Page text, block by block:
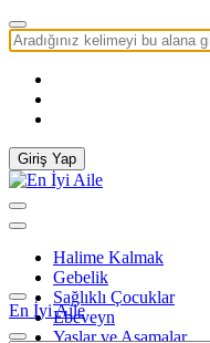
Giriş Yap
Halime Kalmak
Gebelik
Sağlıklı Çocuklar
Ebeveyn
Yaşlar ve Aşamalar
En İyi Aile